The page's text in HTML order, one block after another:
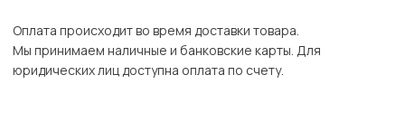
Оплата происходит во время доставки товара.
Мы принимаем наличные и банковские карты. Для
юридических лиц доступна оплата по счету.